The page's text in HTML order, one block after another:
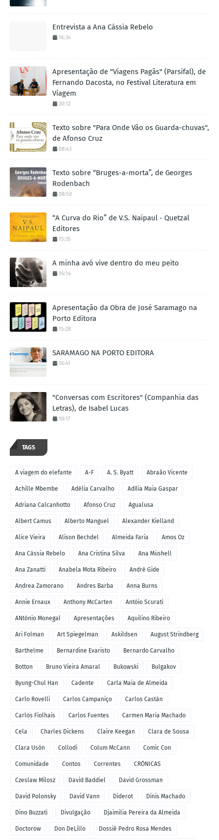
Entrevista a Ana Cássia Rebelo
16:34
Apresentação de "Viagens Pagãs" (Parsifal), de
Fernando Dacosta, no Festival Literatura em
Viagem
20:12
Texto sobre "Para Onde Vão os Guarda-chuvas",
de Afonso Cruz
08:43
Texto sobre “Bruges-a-morta”, de Georges
Rodenbach
08:50
“A Curva do Rio” de V.S. Naipaul - Quetzal
Editores
15:35
A minha avó vive dentro do meu peito
16:14
Apresentação da Obra de José Saramago na
Porto Editora
15:28
SARAMAGO NA PORTO EDITORA
16:41
"Conversas com Escritores" (Companhia das
Letras), de Isabel Lucas
10:17
TAGS
A viagem do elefante A-F A. S. Byatt Abraão Vicente
Achille Mbembe Adélia Carvalho Adília Maia Gaspar
Adriana Calcanhotto Afonso Cruz Agualusa
Albert Camus Alberto Manguel Alexander Kielland
Alice Vieira Alison Bechdel Almeida Faria Amos Oz
Ana Cássia Rebelo Ana Cristina Silva Ana Müshell
Ana Zanatti Anabela Mota Ribeiro André Gide
Andrea Zamorano Andres Barba Anna Burns
Annie Ernaux Anthony McCarten Antóio Scurati
ANtónio Monegal Apresentações Aquilino Ribeiro
Ari Folman Art Spiegelman Askildsen August Strindberg
Barthelme Bernardine Evaristo Bernardo Carvalho
Botton Bruno Vieira Amaral Bukowski Bulgakov
Byung-Chul Han Cadente Carla Maia de Almeida
Carlo Rovelli Carlos Campaniço Carlos Castán
Carlos Fiolhais Carlos Fuentes Carmen Maria Machado
Cela Charles Dickens Claire Keegan Clara de Sousa
Clara Usón Collodi Colum McCann Comic Con
Comunidade Contos Correntes CRÓNICAS
Czeslaw Milosz David Baddiel David Grossman
David Polonsky David Vann Diderot Dinis Machado
Dino Buzzati Divulgação Djaimilia Pereira da Almeida
Doctorow Don DeLillo Dossiê Pedro Rosa Mendes